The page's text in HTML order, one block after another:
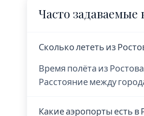
Часто задаваемые
Сколько лететь из
Время полёта из
Расстояние между
Какие аэропорты есть